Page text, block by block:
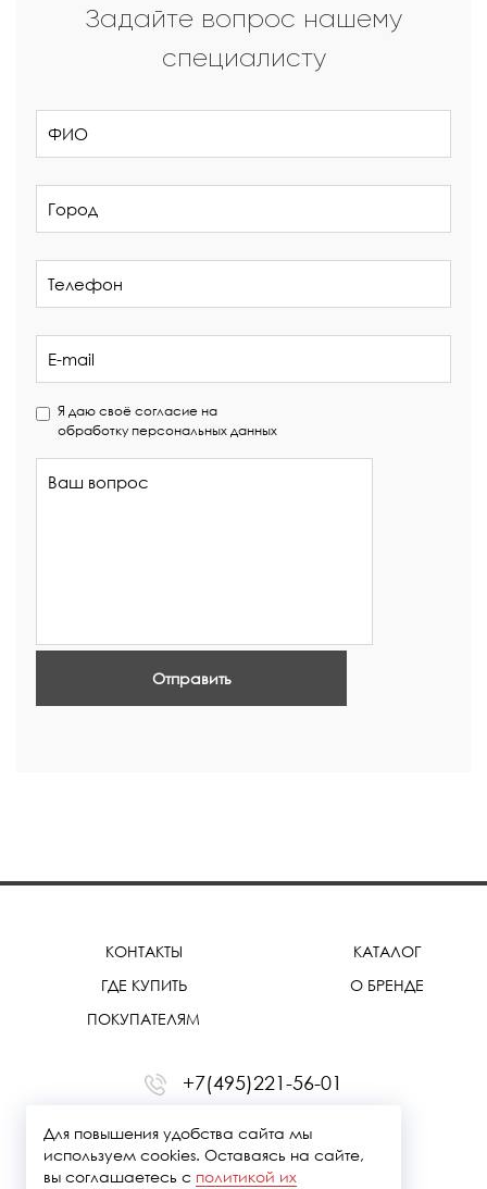
Задайте вопрос нашему
специалисту
Я даю своё согласие на
обработку персональных данных
Отправить
КОНТАКТЫ
ГДЕ КУПИТЬ
ПОКУПАТЕЛЯМ
КАТАЛОГ
О БРЕНДЕ
+7(495)221-56-01
office@treemmerussia.ru
Для повышения удобства сайта мы
используем cookies. Оставаясь на сайте,
вы соглашаетесь с политикой их